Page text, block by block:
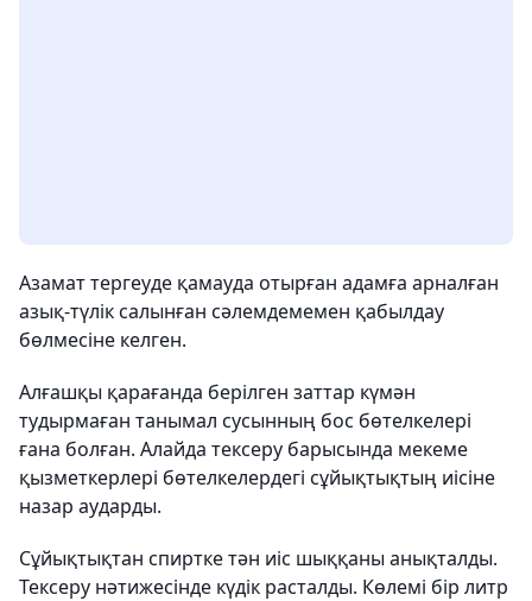
Азамат тергеуде қамауда отырған адамға арналған
азық-түлік салынған сәлемдемемен қабылдау
бөлмесіне келген.
Алғашқы қарағанда берілген заттар күмән
тудырмаған танымал сусынның бос бөтелкелері
ғана болған. Алайда тексеру барысында мекеме
қызметкерлері бөтелкелердегі сұйықтықтың иісіне
назар аударды.
Сұйықтықтан спиртке тән иіс шыққаны анықталды.
Тексеру нәтижесінде күдік расталды. Көлемі бір литр